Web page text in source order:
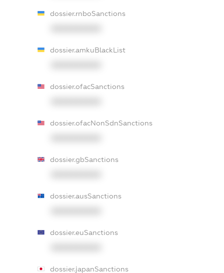
dossier.rnboSanctions
dossier.amkuBlackList
dossier.ofacSanctions
dossier.ofacNonSdnSanctions
dossier.gbSanctions
dossier.ausSanctions
dossier.euSanctions
dossier.japanSanctions